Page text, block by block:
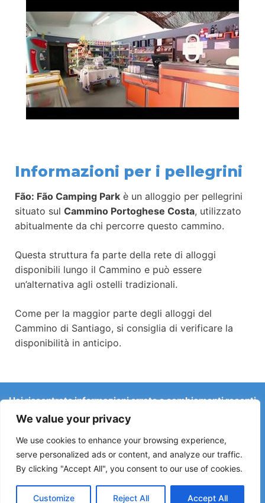
We value your privacy
We use cookies to enhance your browsing experience,
serve personalized ads or content, and analyze our traffic.
By clicking "Accept All", you consent to our use of cookies.
Customize Reject All Accept All
Informazioni per i pellegrini
Fão: Fão Camping Park è un alloggio per pellegrini
situato sul Cammino Portoghese Costa, utilizzato
abitualmente da chi percorre questo cammino.
Questa struttura fa parte della rete di alloggi
disponibili lungo il Cammino e può essere
un’alternativa agli ostelli tradizionali.
Come per la maggior parte degli alloggi del
Cammino di Santiago, si consiglia di verificare la
disponibilità in anticipo.
Hai riscontrato informazioni errate o cambiamenti recenti
Le segnalazioni su ostelli chiusi, allagamenti, deviazioni,
lavori stradali o altri cambiamenti aiutano a mantenere la
guida aggiornata.